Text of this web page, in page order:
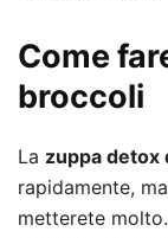
Come
broccoli
La zuppa detox
rapidamente,
metterete